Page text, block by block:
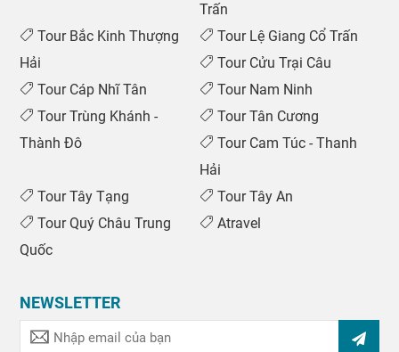
Trấn
Tour Bắc Kinh Thượng
Hải
Tour Lệ Giang Cổ Trấn
Tour Cửu Trại Câu
Tour Cáp Nhĩ Tân
Tour Nam Ninh
Tour Trùng Khánh -
Thành Đô
Tour Tân Cương
Tour Cam Túc - Thanh
Hải
Tour Tây Tạng
Tour Tây An
Tour Quý Châu Trung
Quốc
Atravel
NEWSLETTER